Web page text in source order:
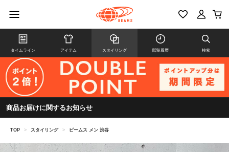
タイムライン アイテム スタイリング 閲覧履歴 検索
商品お届けに関するお知らせ
TOP > スタイリング > ビームス メン 渋谷